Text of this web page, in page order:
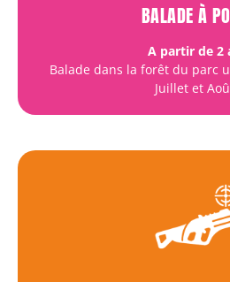
BALADE À
A partir de 2
Balade dans la forêt du parc
Juillet et